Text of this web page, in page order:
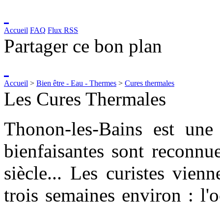
Accueil FAQ Flux RSS
Partager ce bon plan
Accueil > Bien être - Eau - Thermes > Cures thermales
Les Cures Thermales
Thonon-les-Bains est
bienfaisantes sont
siècle... Les curistes
trois semaines environ :